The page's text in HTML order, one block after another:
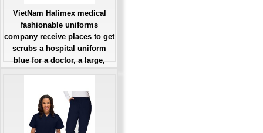
VietNam Halimex medical
fashionable uniforms
company receive places to get
scrubs a hospital uniform
blue for a doctor, a large,
Đặt hàng